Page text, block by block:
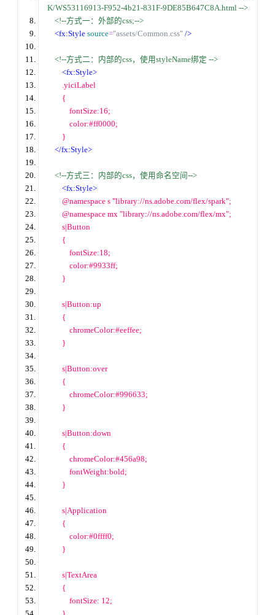
K/WS53116913-F952-4b21-831F-9DE85B647C8A.html -->
<!--方式一：外部的css;-->
<fx:Style source="assets/Common.css" />
<!--方式二：内部的css，使用styleName绑定 -->
<fx:Style>
        .yiciLabel
        {
            fontSize:
16;
            color:#ff0000;
        }
</fx:Style>
<!--方式三：内部的css，使用命名空间-->
<fx:Style>
        @namespace s
"library://ns.adobe.com/flex/spark";
        @namespace mx
"library://ns.adobe.com/flex/mx";
        s
Button
        {
            fontSize:
18;
            color:#9933ff;
        }
        s
Button:up
        {
            chromeColor:#eeffee;
        }
        s
Button:over
        {
            chromeColor:#
996633;
        }
        s
Button:down
        {
            chromeColor:#456a98;
            fontWeight:bold;
        }
        s
Application
        {
            color:#0ffff0;
        }
        s
TextArea
        {
            fontSize:
12;